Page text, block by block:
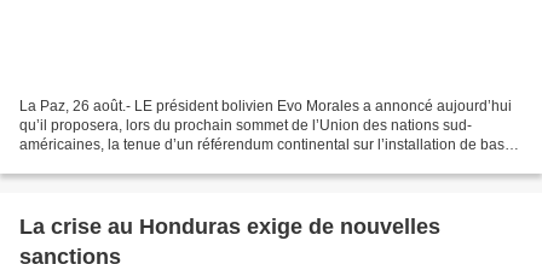
La Paz, 26 août.- LE président bolivien Evo Morales a annoncé aujourd’hui
qu’il proposera, lors du prochain sommet de l’Union des nations sud-
américaines, la tenue d’un référendum continental sur l’installation de bases
La crise au Honduras exige de nouvelles
sanctions